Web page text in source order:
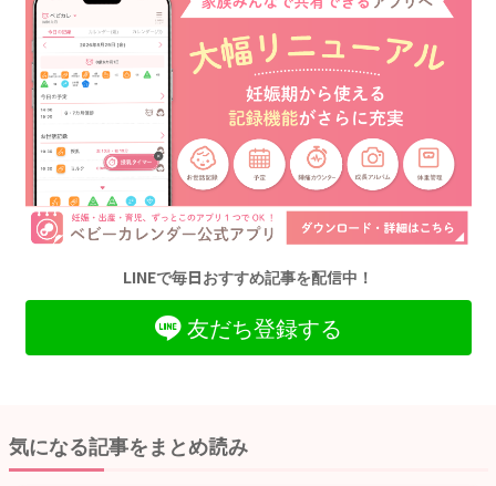
LINEで毎日おすすめ記事を配信中！
友だち登録する
気になる記事をまとめ読み